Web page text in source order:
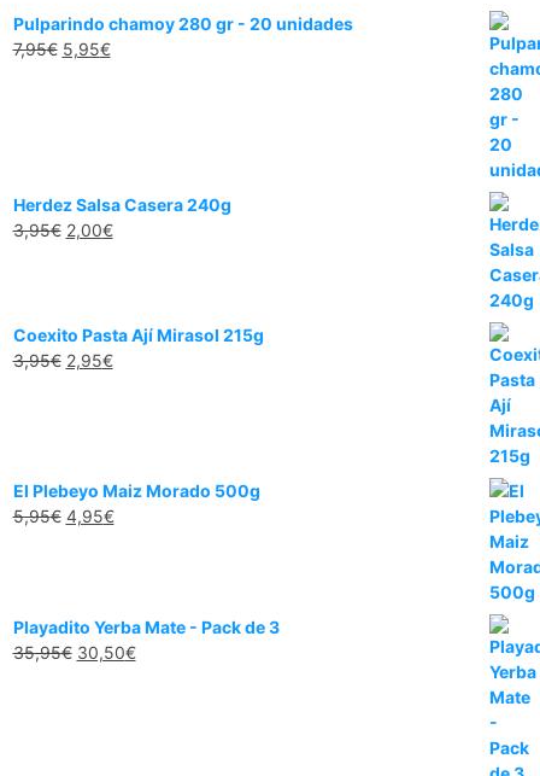
Pulparindo chamoy 280 gr - 20 unidades
7,95€ 5,95€
Herdez Salsa Casera 240g
3,95€ 2,00€
Coexito Pasta Ají Mirasol 215g
3,95€ 2,95€
El Plebeyo Maiz Morado 500g
5,95€ 4,95€
Playadito Yerba Mate - Pack de 3
35,95€ 30,50€